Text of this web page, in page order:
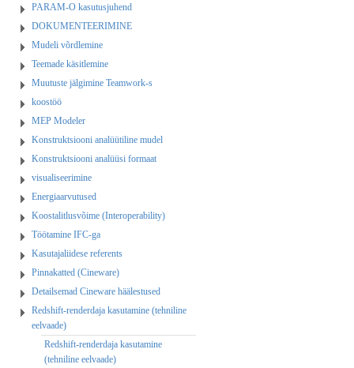
PARAM-O kasutusjuhend
DOKUMENTEERIMINE
Mudeli võrdlemine
Teemade käsitlemine
Muutuste jälgimine Teamwork-s
koostöö
MEP Modeler
Konstruktsiooni analüütiline mudel
Konstruktsiooni analüüsi formaat
visualiseerimine
Energiaarvutused
Koostalitlusvõime (Interoperability)
Töötamine IFC-ga
Kasutajaliidese referents
Pinnakatted (Cineware)
Detailsemad Cineware häälestused
Redshift-renderdaja kasutamine (tehniline
eelvaade)
Redshift-renderdaja kasutamine
(tehniline eelvaade)